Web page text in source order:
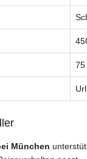
75
München